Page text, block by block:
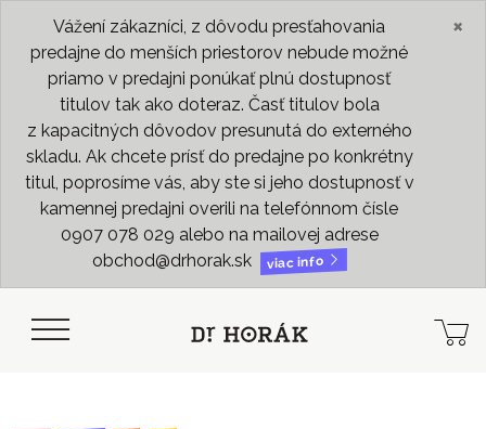
Vážení zákazníci, z dôvodu presťahovania
predajne do menších priestorov nebude možné
priamo v predajni ponúkať plnú dostupnosť
titulov tak ako doteraz. Časť titulov bola
z kapacitných dôvodov presunutá do externého
skladu. Ak chcete prísť do predajne po konkrétny
titul, poprosíme vás, aby ste si jeho dostupnosť v
kamennej predajni overili na telefónnom čísle
0907 078 029 alebo na mailovej adrese
obchod@drhorak.sk
viac info
×